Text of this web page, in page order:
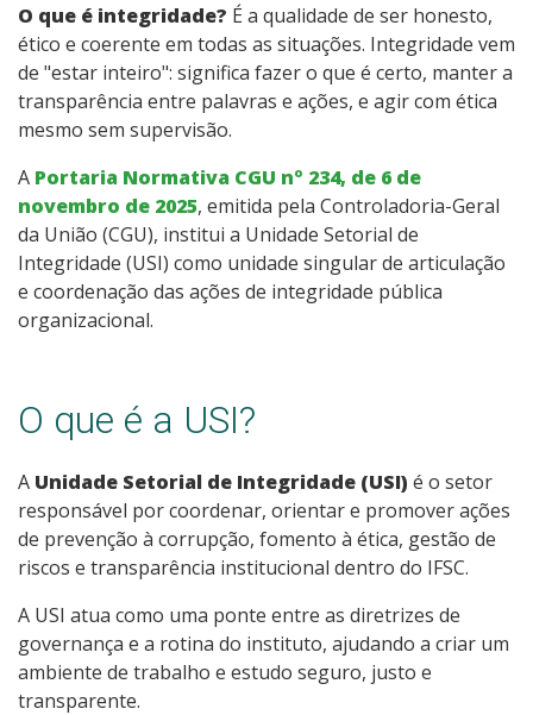
O que é integridade? É a qualidade de ser honesto,
ético e coerente em todas as situações. Integridade vem
de "estar inteiro": significa fazer o que é certo, manter a
transparência entre palavras e ações, e agir com ética
mesmo sem supervisão.
A Portaria Normativa CGU nº 234, de 6 de
novembro de 2025, emitida pela Controladoria-Geral
da União (CGU), institui a Unidade Setorial de
Integridade (USI) como unidade singular de articulação
e coordenação das ações de integridade pública
organizacional.
O que é a USI?
A Unidade Setorial de Integridade (USI) é o setor
responsável por coordenar, orientar e promover ações
de prevenção à corrupção, fomento à ética, gestão de
riscos e transparência institucional dentro do IFSC.
A USI atua como uma ponte entre as diretrizes de
governança e a rotina do instituto, ajudando a criar um
ambiente de trabalho e estudo seguro, justo e
transparente.